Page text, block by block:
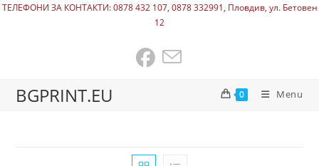
ТЕЛЕФОНИ ЗА КОНТАКТИ: 0878 432 107, 0878 332991, Пловдив, ул. Бетовен
12
BGPRINT.EU 0 Menu